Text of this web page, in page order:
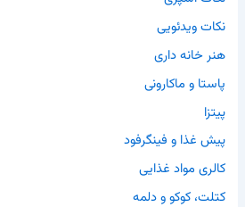
نکات ویدئویی
هنر خانه داری
پاستا و ماکارونی
پیتزا
پیش غذا و فینگرفود
کالری مواد غذایی
کتلت، کوکو و دلمه